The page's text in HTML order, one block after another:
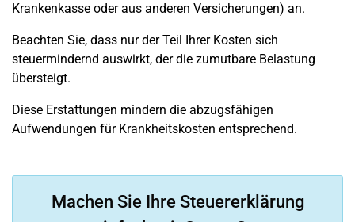
Krankenkasse oder aus anderen Versicherungen) an.
Beachten Sie, dass nur der Teil Ihrer Kosten sich
steuermindernd auswirkt, der die zumutbare Belastung
übersteigt.
Diese Erstattungen mindern die abzugsfähigen
Aufwendungen für Krankheitskosten entsprechend.
Machen Sie Ihre Steuererklärung